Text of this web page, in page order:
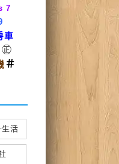
7
車
㊣
＃
生活